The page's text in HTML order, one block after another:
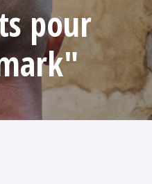
pour